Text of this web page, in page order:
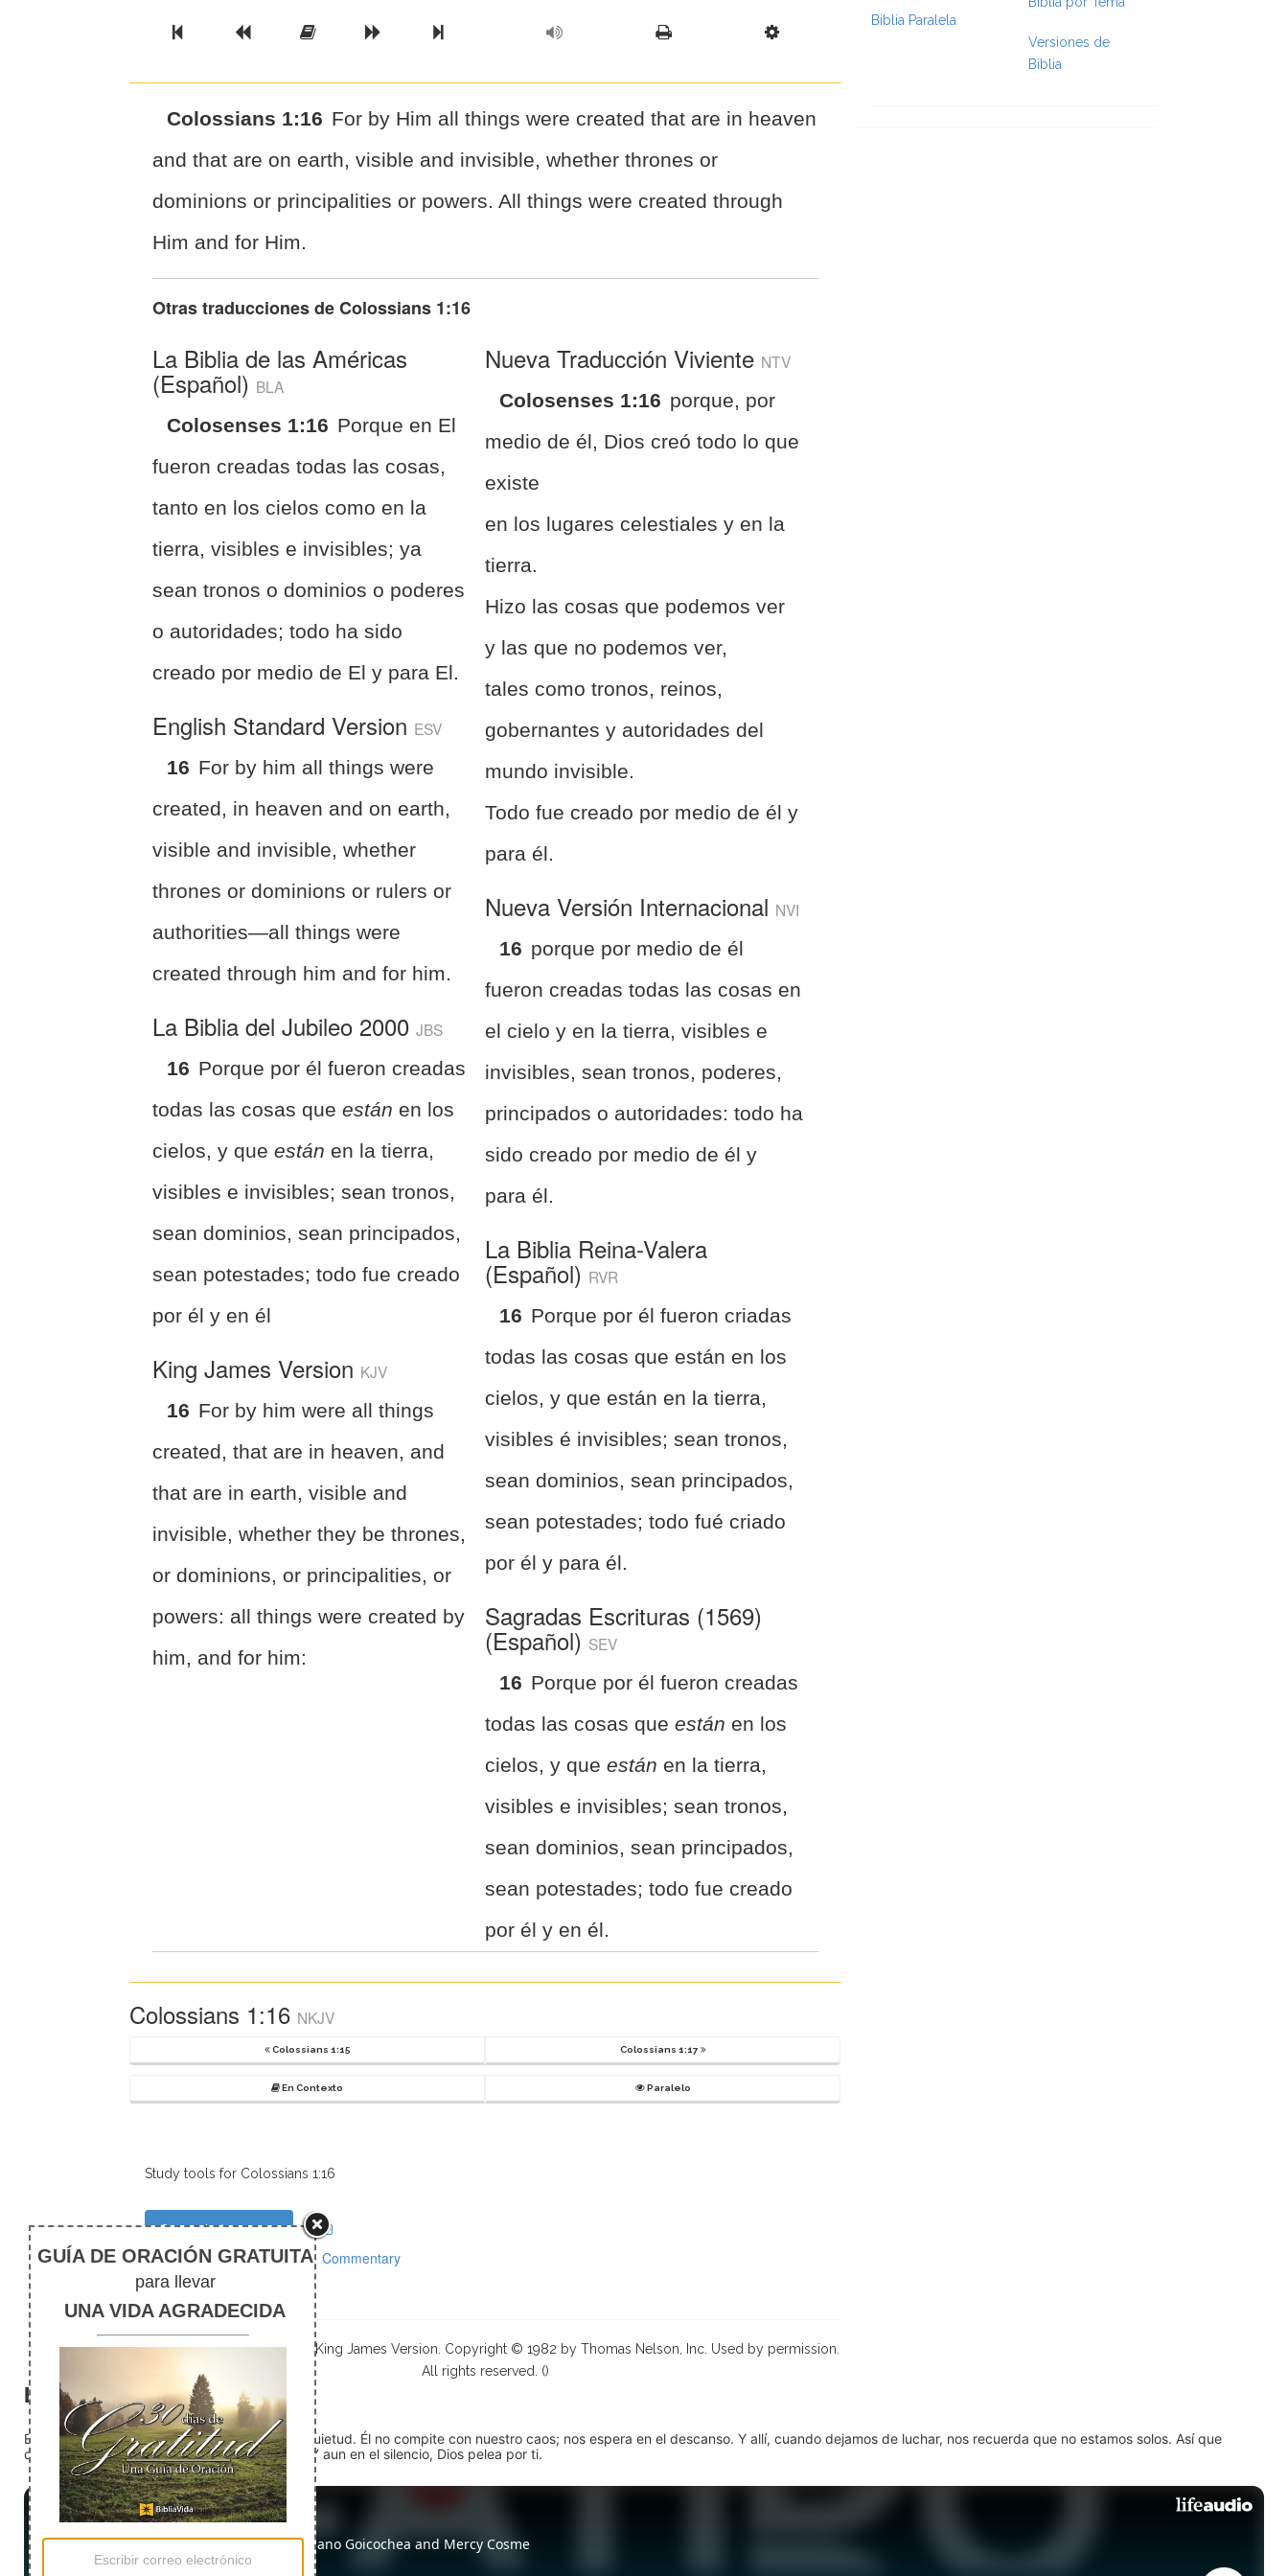
Previous BookPrevious Chapter
Read the Full Chapter
Next Chapter
Next Book Scripture Formatting
Colossians 1:16 For by Him all things were created that are in heaven
and that are on earth, visible and invisible, whether thrones or
dominions or principalities or powers. All things were created through
Him and for Him.
Otras traducciones deColossians 1:16
La Biblia de las Américas
(Español) BLA
Colosenses 1:16 Porque en El
fueron creadas todas las cosas,
tanto en los cielos como en la
tierra, visibles e invisibles; ya
sean tronos o dominios o poderes
o autoridades; todo ha sido
creado por medio de El y para El.
English Standard Version ESV
16 For by him all things were
created, in heaven and on earth,
visible and invisible, whether
thrones or dominions or rulers or
authorities—all things were
created through him and for him.
La Biblia del Jubileo 2000JBS
16 Porque por él fueron creadas
todas las cosas queestán en los
cielos, y queestán en la tierra,
visibles e invisibles; sean tronos,
sean dominios, sean principados,
sean potestades; todo fue creado
por él y en él
King James Version KJV
16 For by him were all things
created, that are in heaven, and
that are in earth, visible and
invisible, whether they be thrones,
or dominions, or principalities, or
powers: all things were created by
him, and for him:
Nueva Traducción Viviente NTV
Colosenses 1:16 porque, por
medio de él, Dios creó todo lo que
existe
en los lugares celestiales y en la
tierra.
Hizo las cosas que podemos ver
y las que no podemos ver,
tales como tronos, reinos,
gobernantes y autoridades del
mundo invisible.
Todo fue creado por medio de él y
para él.
Nueva Versión Internacional NVI
16 porque por medio de él
fueron creadas todas las cosas en
el cielo y en la tierra, visibles e
invisibles, sean tronos, poderes,
principados o autoridades: todo ha
sido creado por medio de él y
para él.
La Biblia Reina-Valera
(Español) RVR
16 Porque por él fueron criadas
todas las cosas que están en los
cielos, y que están en la tierra,
visibles é invisibles; sean tronos,
sean dominios, sean principados,
sean potestades; todo fué criado
por él y para él.
Sagradas Escrituras (1569)
(Español) SEV
16 Porque por él fueron creadas
todas las cosas queestán en los
cielos, y queestán en la tierra,
visibles e invisibles; sean tronos,
sean dominios, sean principados,
sean potestades; todo fue creado
por él y en él.
Colossians 1:16 NKJV
Colossians 1:15 Colossians 1:17
En Contexto Paralelo
Study tools for Colossians 1:16
Comentarios
Notas de pie
Commentary
Scripture taken from the New King James Version. Copyright © 1982 by Thomas Nelson, Inc. Used by permission.
All rights reserved. ()
Biblia Paralela
Versiones de
Biblia
El silencio
En medio del ruido, Dios nos encuentra en la quietud. Él no compite con nuestro caos; nos espera en el descanso. Y allí, cuando dejamos de luchar, nos recuerda que no estamos solos. Así que
detente (quédate quieto) Dios está presente. Y aun en el silencio, Dios pelea por ti.